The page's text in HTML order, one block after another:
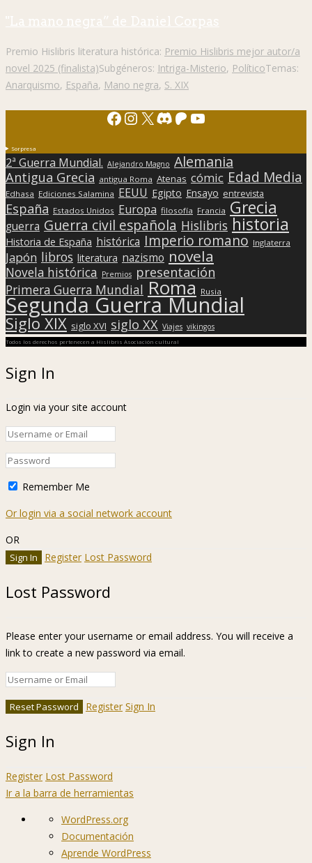
"La mano negra” de Daniel Corpas
Premio Hislibris literatura histórica: Premio Hislibris mejor autor/a
novel 2025 (finalista)Subgéneros: Intriga-Misterio, PolíticoTemas:
Anarquismo, España, Mano negra, S. XIX
Facebook
Instagram
X Discord
Patreon
YouTube
Sorpresa
2ª Guerra Mundial. Alejandro Magno Alemania
Antigua Grecia antigua Roma Atenas cómic Edad Media
Edhasa Ediciones Salamina EEUU Egipto Ensayo entrevista
España Estados Unidos Europa filosofía Francia Grecia
guerra Guerra civil española Hislibris historia
Historia de España histórica Imperio romano Inglaterra
Japón libros literatura nazismo novela
Novela histórica Premios presentación
Primera Guerra Mundial Roma Rusia
Segunda Guerra Mundial
Siglo XIX siglo XVI siglo XX Viajes vikingos
Todos los derechos pertenecen a Hislibris Asociación cultural
Sign In
Login via your site account
Remember Me
Or login via a social network account
OR
Register Lost Password
Lost Password
Please enter your username or email address. You will receive a
link to create a new password via email.
Register Sign In
Sign In
Register Lost Password
Ir a la barra de herramientas
Acerca
WordPress
WordPress.org
Documentación
Aprende WordPress